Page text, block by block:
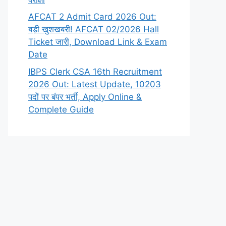
AFCAT 2 Admit Card 2026 Out:
बड़ी खुशखबरी! AFCAT 02/2026 Hall
Ticket जारी, Download Link & Exam
Date
IBPS Clerk CSA 16th Recruitment
2026 Out: Latest Update, 10203
पदों पर बंपर भर्ती, Apply Online &
Complete Guide